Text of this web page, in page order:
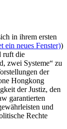
in ihrem ersten
ein neues Fenster))
ruft die
zwei Systeme“ zu
der
Hongkong
der Justiz, den
garantierten
und
Rechte